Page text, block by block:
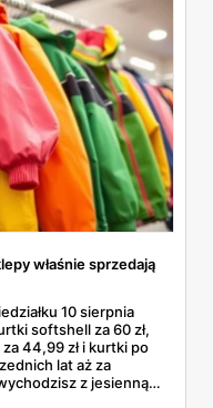
właśnie sprzedają
10 sierpnia
softshell za 60 zł,
44,99 zł i kurtki po
lat aż za
z jesienną